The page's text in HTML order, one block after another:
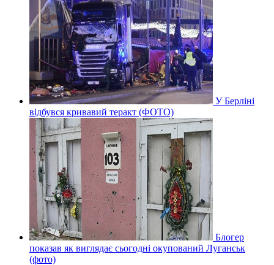
У Берліні
відбувся кривавий теракт (ФОТО)
Блогер
показав як виглядає сьогодні окупований Луганськ
(фото)